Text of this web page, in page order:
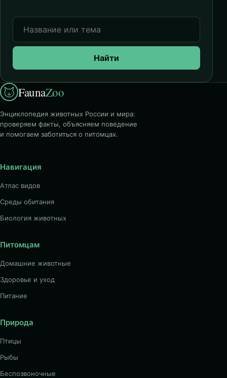
Найти
FaunaZoo
Энциклопедия животных России и мира:
проверяем факты, объясняем поведение
и помогаем заботиться о питомцах.
Навигация
Атлас видов
Среды обитания
Биология животных
Питомцам
Домашние животные
Здоровье и уход
Питание
Природа
Птицы
Рыбы
Беспозвоночные